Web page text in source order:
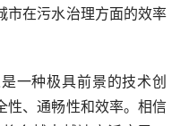
市在污水治理方面的效率
一种极具前景的技术创
性、通畅性和效率。相信